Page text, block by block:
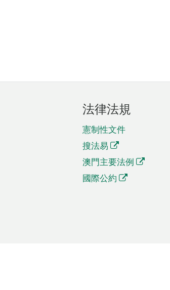
法律法規
憲制性文件
搜法易
澳門主要法例
國際公約